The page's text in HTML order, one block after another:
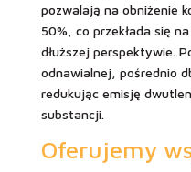
pozwalają na obniżenie
50%, co przekłada się
dłuższej perspektywie.
odnawialnej, pośrednio
redukując emisję
substancji.
Oferujemy